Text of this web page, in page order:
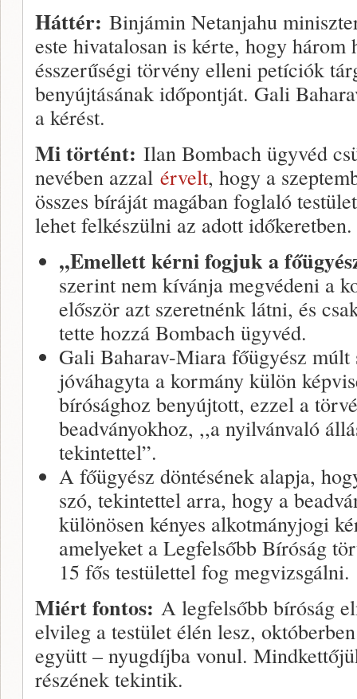
Háttér: Binjámin Netanjahu
este hivatalosan is kérte, hogy három
ésszerűségi törvény elleni petíciók
benyújtásának időpontját. Gali
a kérést.
Mi történt: Ilan Bombach ügyvéd
nevében azzal érvelt, hogy a
összes bíráját magában foglaló
lehet felkészülni az adott időkeretben.
,,Emellett kérni fogjuk a
szerint nem kívánja megvédeni a
először azt szeretnénk látni, és
tette hozzá Bombach ügyvéd.
Gali Baharav-Miara főügyész múlt
jóváhagyta a kormány külön
bírósághoz benyújtott, ezzel a
beadványokhoz, ,,a nyilvánvaló
tekintettel”.
A főügyész döntésének alapja,
szó, tekintettel arra, hogy a
különösen kényes alkotmányjogi
amelyeket a Legfelsőbb Bíróság
15 fős testülettel fog megvizsgálni.
Miért fontos: A legfelsőbb bíróság
elvileg a testület élén lesz,
együtt – nyugdíjba vonul.
részének tekintik.